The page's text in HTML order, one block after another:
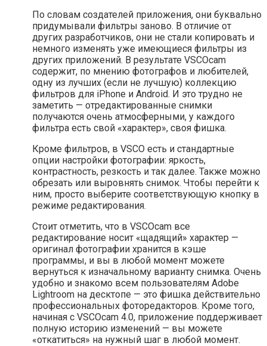
По словам создателей приложения, они буквально
придумывали фильтры заново. В отличие от
других разработчиков, они не стали копировать и
немного изменять уже имеющиеся фильтры из
других приложений. В результате VSCOcam
содержит, по мнению фотографов и любителей,
одну из лучших (если не лучшую) коллекцию
фильтров для iPhone и Android. И это трудно не
заметить — отредактированные снимки
получаются очень атмосферными, у каждого
фильтра есть свой «характер», своя фишка.
Кроме фильтров, в VSCO есть и стандартные
опции настройки фотографии: яркость,
контрастность, резкость и так далее. Также можно
обрезать или выровнять снимок. Чтобы перейти к
ним, просто выберите соответствующую кнопку в
режиме редактирования.
Стоит отметить, что в VSCOcam все
редактирование носит «щадящий» характер —
оригинал фотографии хранится в кэше
программы, и вы в любой момент можете
вернуться к изначальному варианту снимка. Очень
удобно и знакомо всем пользователям Adobe
Lightroom на десктопе — это фишка действительно
профессиональных фоторедакторов. Кроме того,
начиная с VSCOcam 4.0, приложение поддерживает
полную историю изменений — вы можете
«откатиться» на нужный шаг в любой момент.